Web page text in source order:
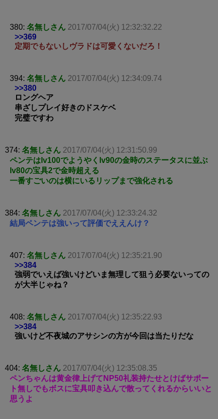
380: 名無しさん 2017/07/04(火) 12:32:32.22
>>369
定期でもないしヴラドは可愛くないだろ！
394: 名無しさん 2017/07/04(火) 12:34:09.74
>>380
ロングヘア
串ざしプレイ好きのドスケベ
完璧ですわ
374: 名無しさん 2017/07/04(火) 12:31:50.99
ペンテはlv100でようやくlv90の金時のステータスに並ぶ
lv80の宝具2で金時超える
一番すごいのは横にいるリップまで強化される
384: 名無しさん 2017/07/04(火) 12:33:24.32
結局ペンテは強いって評価でええんけ？
407: 名無しさん 2017/07/04(火) 12:35:21.90
>>384
強弱でいえば強いけどいま無理して狙う必要ないっての
が大半じゃね？
408: 名無しさん 2017/07/04(火) 12:35:22.93
>>384
強いけど不夜城のアサシンの方が今回は当たりだな
404: 名無しさん 2017/07/04(火) 12:35:08.35
ペンちゃんは黄金律上げてNP50礼装持たせとけばサポー
ト無しでもボスに宝具叩き込んで散ってくれるからいいと
思うよ